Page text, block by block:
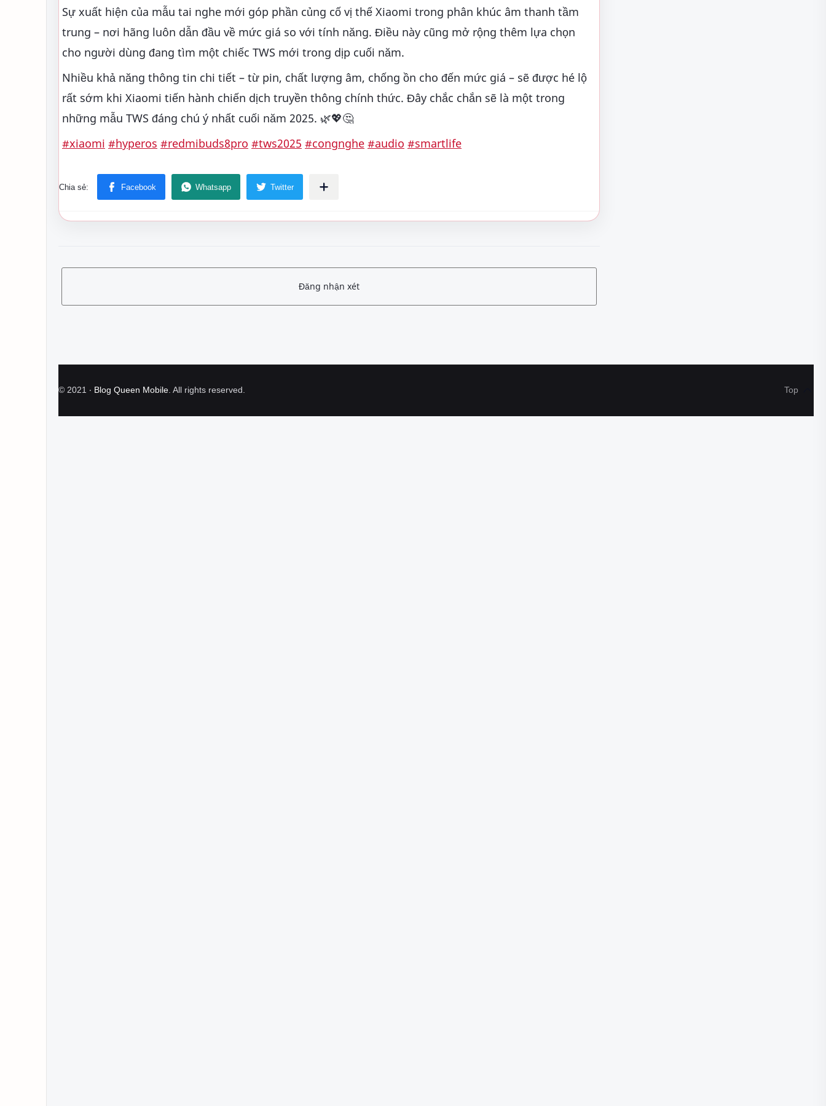
Sự xuất hiện của mẫu tai nghe mới góp phần củng cố vị thế Xiaomi trong phân khúc âm thanh tầm
trung – nơi hãng luôn dẫn đầu về mức giá so với tính năng. Điều này cũng mở rộng thêm lựa chọn
cho người dùng đang tìm một chiếc TWS mới trong dịp cuối năm.
Nhiều khả năng thông tin chi tiết – từ pin, chất lượng âm, chống ồn cho đến mức giá – sẽ được hé lộ
rất sớm khi Xiaomi tiến hành chiến dịch truyền thông chính thức. Đây chắc chắn sẽ là một trong
những mẫu TWS đáng chú ý nhất cuối năm 2025. 🌿💖🤔
#xiaomi #hyperos #redmibuds8pro #tws2025 #congnghe #audio #smartlife
Đăng nhận xét
© 2021 ‧ Blog Queen Mobile. All rights reserved.